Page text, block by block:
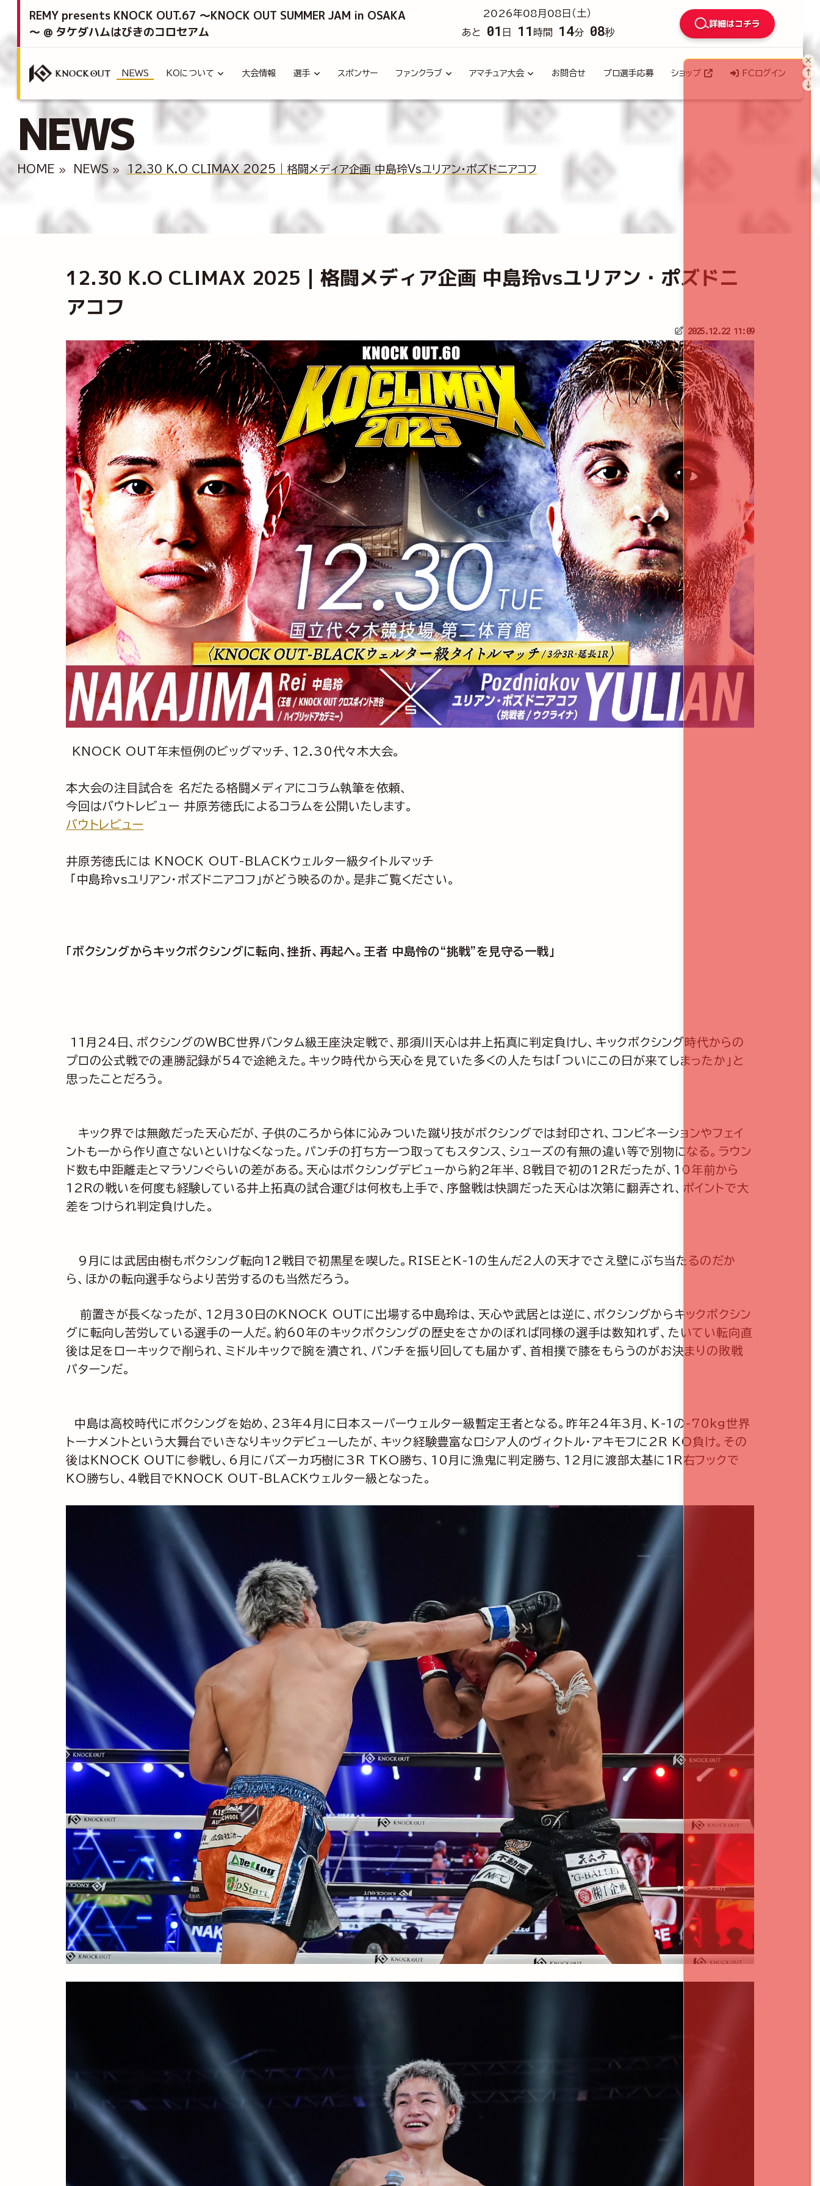
REMY presents KNOCK OUT.67 ～KNOCK OUT SUMMER JAM in OSAKA
～ @ タケダハムはびきのコロセアム
2026年08月08日（土）
あと
01 日 11 時間 14分 05秒
詳細はコチラ
NEWS KOについて 大会情報 選手 スポンサー ファンクラブ アマチュア大会 お問合せ プロ選手応募 ショップ FCログイン
NEWS
HOME NEWS 12.30 K.O CLIMAX 2025｜格闘メディア企画 中島玲vsユリアン・ポズドニアコフ
12.30 K.O CLIMAX 2025｜格闘メディア企画 中島玲vsユリアン・ポズドニ
アコフ
2025.12.22 11:09
KNOCK OUT年末恒例のビッグマッチ、12.30代々木大会。
本大会の注目試合を 名だたる格闘メディアにコラム執筆を依頼、
今回はバウトレビュー 井原芳徳氏によるコラムを公開いたします。
バウトレビュー
井原芳徳 氏には KNOCK OUT-BLACKウェルター級タイトルマッチ
「中島玲vsユリアン・ポズドニアコフ」がどう映るのか。是非ご覧ください。
「ボクシングからキックボクシングに転向、挫折、再起へ。王者 中島怜の“挑戦”を見守る一戦」
11月24日、ボクシングのWBC世界バンタム級王座決定戦で、那須川天心は井上拓真に判定負けし、キックボクシング時代からの
プロの公式戦での連勝記録が54で途絶えた。キック時代から天心を見ていた多くの人たちは「ついにこの日が来てしまったか」と
思ったことだろう。
キック界では無敵だった天心だが、子供のころから体に沁みついた蹴り技がボクシングでは封印され、コンビネーションやフェイ
ントも一から作り直さないといけなくなった。パンチの打ち方一つ取ってもスタンス、シューズの有無の違い等で別物になる。ラウン
ド数も中距離走とマラソンぐらいの差がある。天心はボクシングデビューから約2年半、8戦目で初の12Rだったが、10年前から
12Rの戦いを何度も経験している井上拓真の試合運びは何枚も上手で、序盤戦は快調だった天心は次第に翻弄され、ポイントで大
差をつけられ判定負けした。
9月には武居由樹もボクシング転向12戦目で初黒星を喫した。RISEとK-1の生んだ2人の天才でさえ壁にぶち当たるのだか
ら、ほかの転向選手ならより苦労するのも当然だろう。
前置きが長くなったが、12月30日のKNOCK OUTに出場する中島玲は、天心や武居とは逆に、ボクシングからキックボクシン
グに転向し苦労している選手の一人だ。約60年のキックボクシングの歴史をさかのぼれば同様の選手は数知れず、たいてい転向直
後は足をローキックで削られ、ミドルキックで腕を潰され、パンチを振り回しても届かず、首相撲で膝をもらうのがお決まりの敗戦
パターンだ。
中島は高校時代にボクシングを始め、23年4月に日本スーパーウェルター級暫定王者となる。昨年24年3月、K-1の-70kg世界
トーナメントという大舞台でいきなりキックデビューしたが、キック経験豊富なロシア人のヴィクトル・アキモフに2R KO負け。その
後はKNOCK OUTに参戦し、6月にバズーカ巧樹に3R TKO勝ち、10月に漁鬼に判定勝ち、12月に渡部太基に1R右フックで
KO勝ちし、4戦目でKNOCK OUT-BLACKウェルター級となった。
×
↑
↓